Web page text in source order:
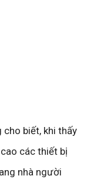
cho biết, khi thấy
các thiết bị
nhà người